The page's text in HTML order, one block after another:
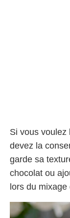
Si vous voulez
devez la
garde sa
chocolat ou
lors du mixage